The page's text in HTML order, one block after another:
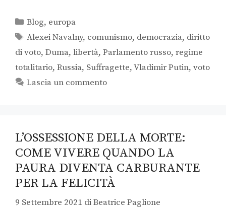
Blog, europa
Alexei Navalny, comunismo, democrazia, diritto
di voto, Duma, libertà, Parlamento russo, regime
totalitario, Russia, Suffragette,Vladimir Putin, voto
Lascia un commento
L’OSSESSIONE DELLA MORTE:
COME VIVERE QUANDO LA
PAURA DIVENTA CARBURANTE
PER LA FELICITÀ
9 Settembre 2021 diBeatrice Paglione